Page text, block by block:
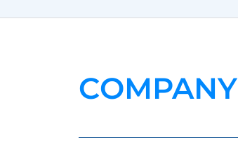
COMPANY